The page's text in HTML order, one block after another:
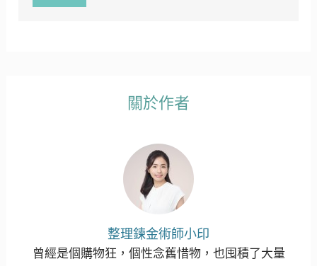
關於作者
整理鍊金術師小印
曾經是個購物狂，個性念舊惜物，也囤積了大量